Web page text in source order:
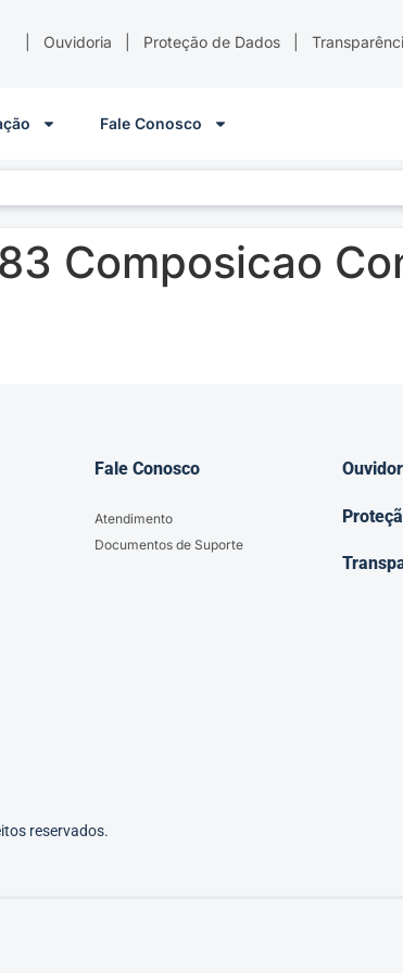
Ouvidoria Proteção de Dados
Fale Conosco
Composicao
Fale Conosco
Atendimento
Documentos de Suporte
reservados.